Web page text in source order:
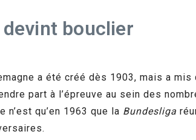
devint bouclier
a été créé dès 1903, mais a
part à l’épreuve au sein des
n’est qu’en 1963 que la Bundesliga